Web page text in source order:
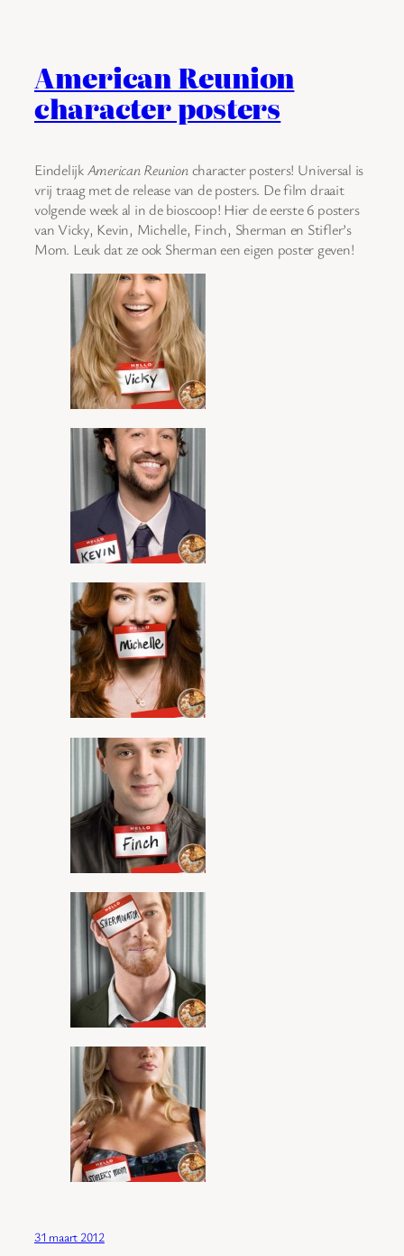
American Reunion
character posters
EindelijkAmerican Reunioncharacter posters! Universal is
vrij traag met de release van de posters. De film draait
volgende week al in de bioscoop! Hier de eerste 6 posters
van Vicky, Kevin, Michelle, Finch, Sherman en Stifler’s
Mom. Leuk dat ze ook Sherman een eigen poster geven!
31 maart 2012